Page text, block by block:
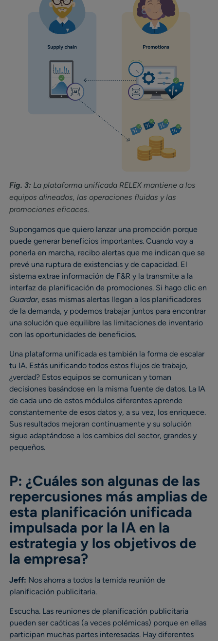
Fig. 3: La plataforma unificada RELEX mantiene a los
equipos alineados, las operaciones fluidas y las
promociones eficaces.
Supongamos que quiero lanzar una promoción porque
puede generar beneficios importantes. Cuando voy a
ponerla en marcha, recibo alertas que me indican que se
prevé una ruptura de existencias y de capacidad. El
sistema extrae información de F&R y la transmite a la
interfaz de planificación de promociones. Si hago clic en
Guardar, esas mismas alertas llegan a los planificadores
de la demanda, y podemos trabajar juntos para encontrar
una solución que equilibre las limitaciones de inventario
con las oportunidades de beneficios.
Una plataforma unificada es también la forma de escalar
tu IA. Estás unificando todos estos flujos de trabajo,
¿verdad? Estos equipos se comunican y toman
decisiones basándose en la misma fuente de datos. La IA
de cada uno de estos módulos diferentes aprende
constantemente de esos datos y, a su vez, los enriquece.
Sus resultados mejoran continuamente y su solución
sigue adaptándose a los cambios del sector, grandes y
pequeños.
P: ¿Cuáles son algunas de las
repercusiones más amplias de
esta planificación unificada
impulsada por la IA en la
estrategia y los objetivos de
la empresa?
Jeff: Nos ahorra a todos la temida reunión de
planificación publicitaria.
Escucha. Las reuniones de planificación publicitaria
pueden ser caóticas (a veces polémicas) porque en ellas
participan muchas partes interesadas. Hay diferentes